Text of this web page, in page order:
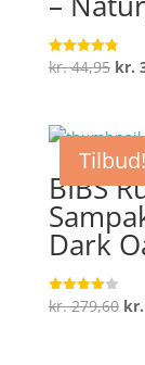
Vurderet
4.8
kr.44,95 Den
var:
kr.
kr.
Tilbud!
BIBS
Dark
Vurderet
4
kr.279,60 kr.